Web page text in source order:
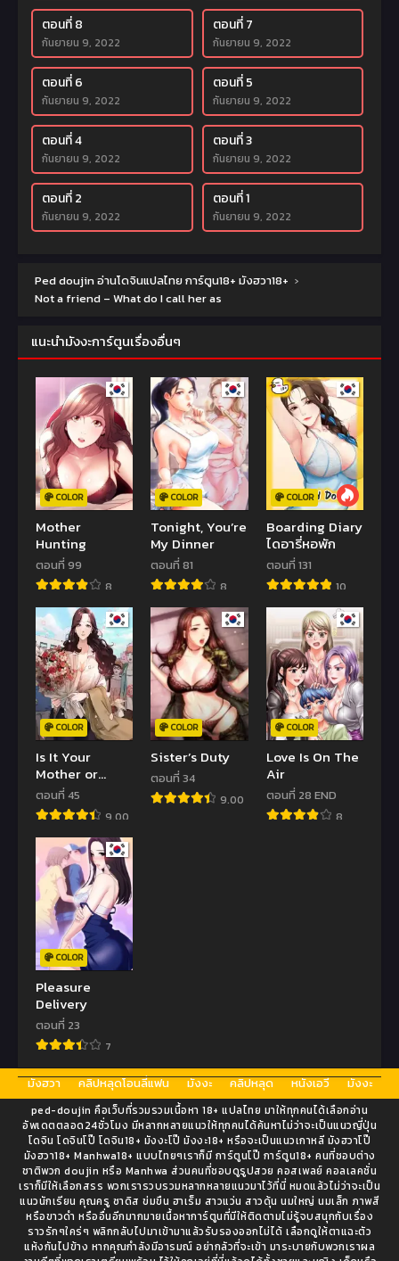
ตอนที่ 8
กันยายน 9, 2022
ตอนที่ 7
กันยายน 9, 2022
ตอนที่ 6
กันยายน 9, 2022
ตอนที่ 5
กันยายน 9, 2022
ตอนที่ 4
กันยายน 9, 2022
ตอนที่ 3
กันยายน 9, 2022
ตอนที่ 2
กันยายน 9, 2022
ตอนที่ 1
กันยายน 9, 2022
Ped doujin อ่านโดจินแปลไทย การ์ตูน18+ มังฮวา18+ ›
Not a friend – What do I call her as
แนะนำมังงะการ์ตูนเรื่องอื่นๆ
COLOR
Mother
Hunting
ตอนที่ 99
8
COLOR
Tonight, You’re
My Dinner
ตอนที่ 81
8
COLOR
Boarding Diary
ไดอารี่หอพัก
ตอนที่ 131
10
COLOR
Is It Your
Mother or
Sister
ตอนที่ 45
9.00
COLOR
Sister’s Duty
ตอนที่ 34
9.00
COLOR
Love Is On The
Air
ตอนที่ 28 END
8
COLOR
Pleasure
Delivery
ตอนที่ 23
7
มังฮวา คลิปหลุดโอนลี่แฟน มังงะ คลิปหลุด หนังเอวี มังงะ
ped-doujin คือเว็บที่รวมรวมเนื้อหา 18+ แปลไทย มาให้ทุกคนได้เลือกอ่าน
อัพเดตตลอด24ชั่วโมง มีหลากหลายแนวให้ทุกคนได้ค้นหาไม่ว่าจะเป็นแนวญี่ปุ่น
โดจิน โดจินโป๊ โดจิน18+ มังงะโป๊ มังงะ18+ หรือจะเป็นแนวเกาหลี มังฮวาโป๊
มังฮวา18+ Manhwa18+ แบบไทยๆเราก็มี การ์ตูนโป๊ การ์ตูน18+ คนที่ชอบต่าง
ชาติพวก doujin หรือ Manhwa ส่วนคนที่ชอบดูรูปสวย คอสเพลย์ คอลเลคชั่น
เราก็มีให้เลือกสรร พวกเรารวบรวมหลากหลายแนวมาไว้ที่นี่ หมดแล้วไม่ว่าจะเป็น
แนวนักเรียน คุณครู ซาดิส ข่มขืน ฮาเร็ม สาวแว่น สาวดุ้น นมใหญ่ นมเล็ก ภาพสี
หรือขาวดำ หรืออื่นอีกมากมายเนื้อหาการ์ตูนที่มีให้ติดตามไม่รู้จบสนุกกับเรื่อง
ราวรักๆใคร่ๆ พลิกกลับไปมาเข้ามาแล้วรับรองออกไม่ได้ เลือกดูให้ตาแฉะตัว
แห้งกันไปข้าง หากคุณกำลังมีอารมณ์ อย่ากลัวที่จะเข้า มาระบายกับพวกเราผล